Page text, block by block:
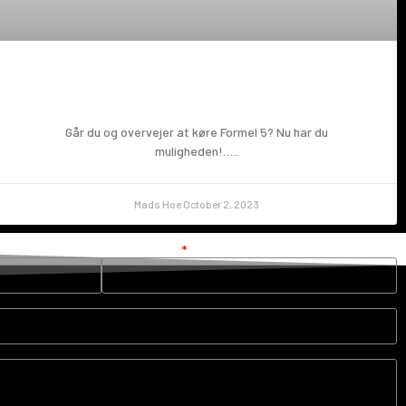
Går du og overvejer at køre Formel 5? Nu har du
muligheden!…..
Mads Hoe October 2, 2023